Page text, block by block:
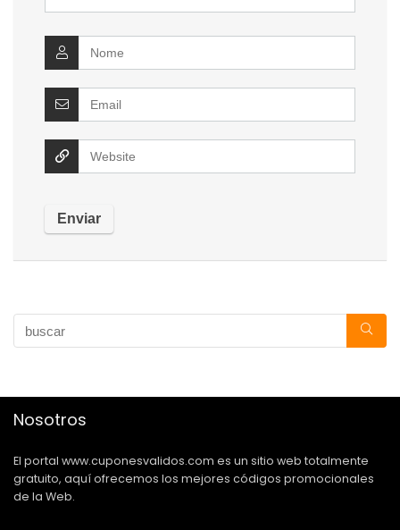
Nosotros
El portal www.cuponesvalidos.com es un sitio web totalmente
gratuito, aquí ofrecemos los mejores códigos promocionales
de la Web.